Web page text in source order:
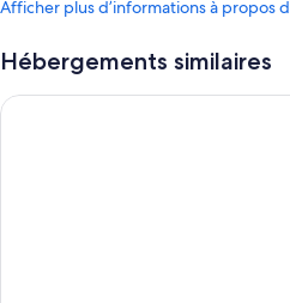
Afficher plus d’informations à propos
Hébergements similaires
Sofitel Luxembourg Le Grand